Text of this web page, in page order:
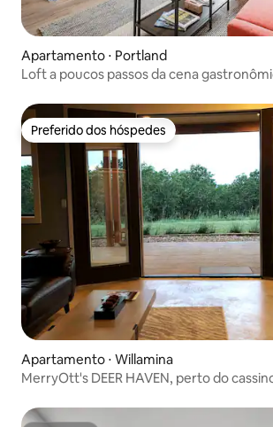
Apartamento ⋅ Portland
Loft a poucos passos da cena
Preferido dos hóspedes
Preferido dos hóspedes
Apartamento ⋅ Willamina
MerryOtt's DEER HAVEN, perto do